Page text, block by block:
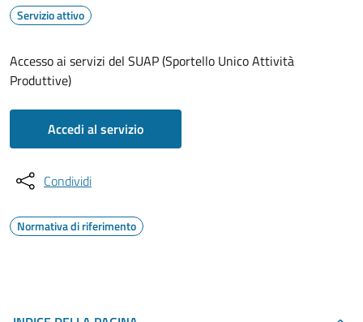
Servizio attivo
Accesso ai servizi del SUAP (Sportello Unico Attività
Produttive)
Accedi al servizio
Condividi
Normativa di riferimento